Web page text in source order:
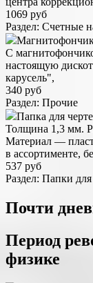
1069 руб
Раздел: Счетные
С
настоящую
карусель",
340 руб
Раздел: Прочие
Папка для
Толщина 1,3 мм.
Материал —
в ассортименте,
537 руб
Раздел: Папки
Почти
Период
физике